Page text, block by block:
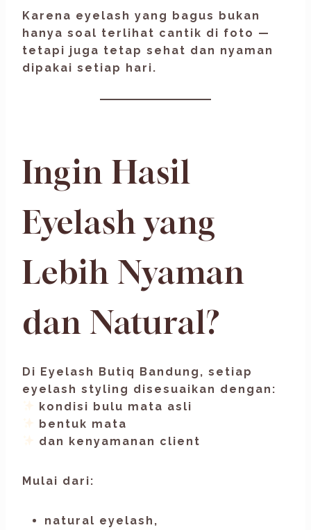
Karena eyelash yang bagus bukan
hanya soal terlihat cantik di foto —
tetapi juga tetap sehat dan nyaman
dipakai setiap hari.
Ingin Hasil
Eyelash yang
Lebih Nyaman
dan Natural?
Di Eyelash Butiq Bandung, setiap
eyelash styling disesuaikan dengan:
kondisi bulu mata asli
bentuk mata
dan kenyamanan client
Mulai dari:
natural eyelash,